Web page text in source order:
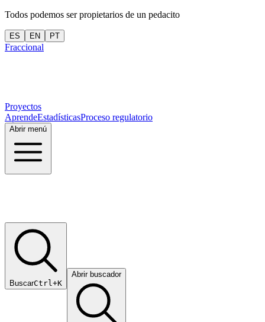
Todos podemos ser propietarios de un pedacito
ES EN PT
Fraccional
Proyectos
AprendeEstadísticasProceso regulatorio
Abrir menú
BuscarCtrl+K
Abrir buscador